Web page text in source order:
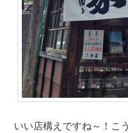
いい店構えですね～！こ